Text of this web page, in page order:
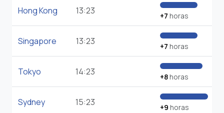
Hong Kong 13:23 +7 horas
Singapore 13:23 +7 horas
Tokyo 14:23 +8horas
Sydney 15:23 +9 horas